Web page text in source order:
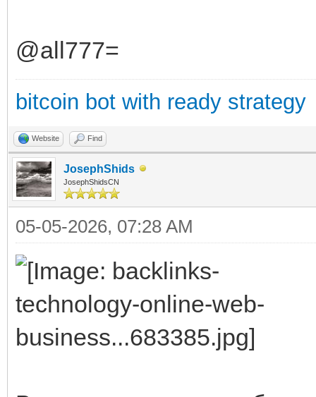
@all777=
bitcoin bot with ready strategy
Website Find
JosephShids
JosephShidsCN
05-05-2026, 07:28 AM